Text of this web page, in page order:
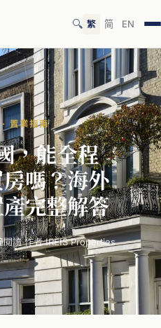
🔍 繁 简 EN
置業指南
，能全程
房嗎？海外
產完整解答
閱讀·作者 IREIS Properties